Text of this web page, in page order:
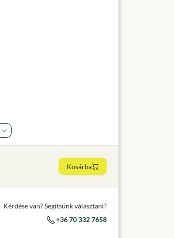
Kosárba
Kérdése van? Segítsünk választani?
+36 70 332 7658